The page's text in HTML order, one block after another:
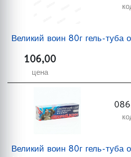
Великий воин 80г гель-туба
106,00
цена
Великий воин 80г гель-туба